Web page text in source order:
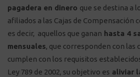
pagadera en dinero que se destina a
afiliados a las Cajas de Compensación
es decir, aquellos que ganan hasta 4
mensuales, que corresponden con las
cumplen con los requisitos
Ley 789 de 2002, su objetivo es aliviar